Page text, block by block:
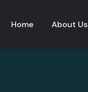
Home About Us